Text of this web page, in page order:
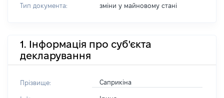
Тип документа:
зміни y майновому стані
1. Інформація про суб'єкта
декларування
Прізвище: Саприкіна